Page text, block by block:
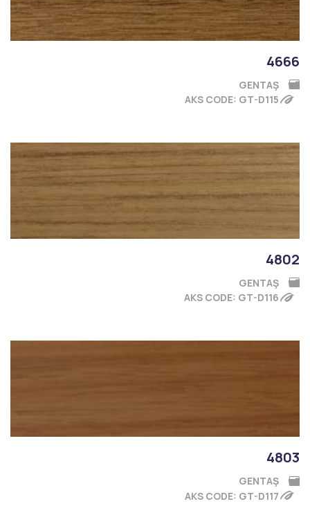
4666
GENTAŞ
AKS CODE: GT-D115
4802
GENTAŞ
AKS CODE: GT-D116
4803
GENTAŞ
AKS CODE: GT-D117